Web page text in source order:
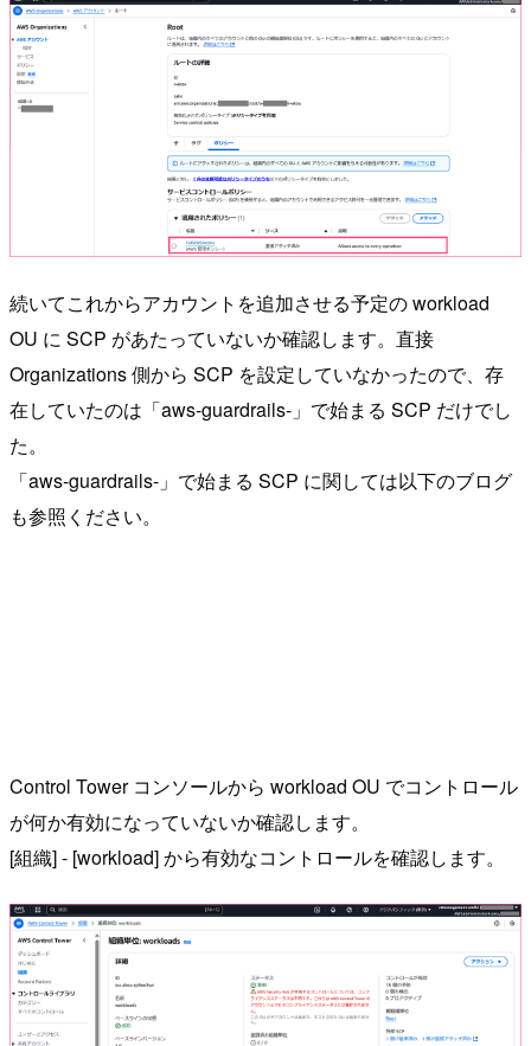
続いてこれからアカウントを追加させる予定の workload
OU に SCP があたっていないか確認します。直接
Organizations 側から SCP を設定していなかったので、存
在していたのは「aws-guardrails-」で始まる SCP だけでし
た。
「aws-guardrails-」で始まる SCP に関しては以下のブログ
も参照ください。
Control Tower コンソールから workload OU でコントロール
が何か有効になっていないか確認します。
[組織] - [workload] から有効なコントロールを確認します。